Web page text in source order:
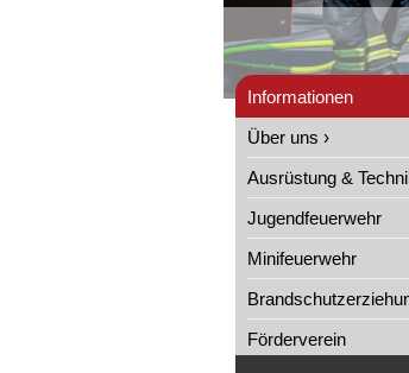
Informationen
Über uns ›
Ausrüstung &
Jugendfeuerwehr
Minifeuerwehr
Förderverein